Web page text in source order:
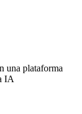
una plataforma
IA